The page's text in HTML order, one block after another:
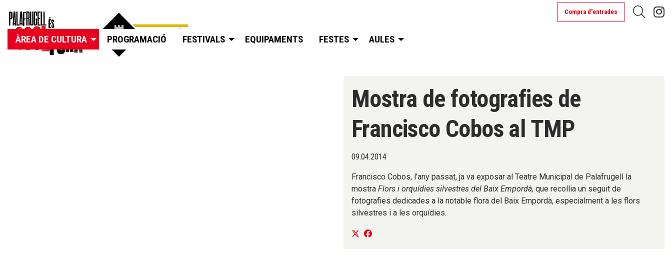
Compra d'entrades
ÀREA DE CULTURA PROGRAMACIÓ FESTIVALS EQUIPAMENTS FESTES AULES
Mostra de fotografies de
Francisco Cobos al TMP
09.04.2014
Francisco Cobos, l’any passat, ja va exposar al Teatre Municipal de Palafrugell la
mostra Flors i orquídies silvestres del Baix Empordà, que recollia un seguit de
fotografies dedicades a la notable flora del Baix Empordà, especialment a les flors
silvestres i a les orquídies.